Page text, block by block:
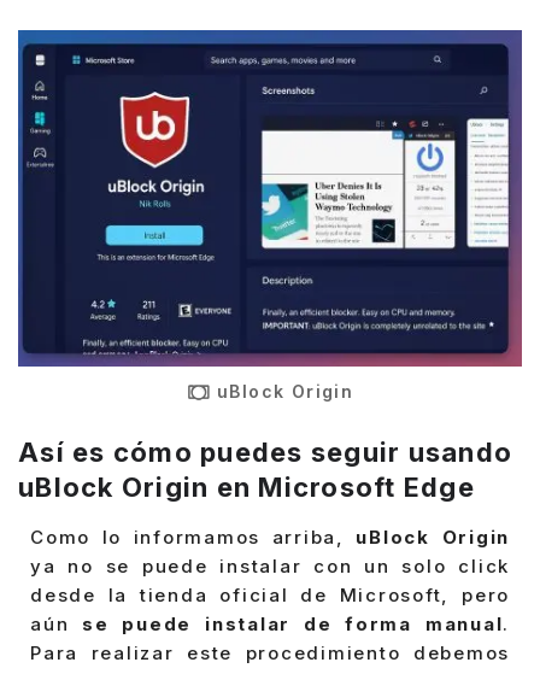
uBlock Origin
Así es cómo puedes seguir usando
uBlock Origin en Microsoft Edge
Como lo informamos arriba, uBlock Origin
ya no se puede instalar con un solo click
desde la tienda oficial de Microsoft, pero
aún se puede instalar de forma manual.
Para realizar este procedimiento debemos